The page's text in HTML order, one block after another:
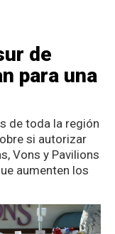
de
para una
de toda la región
si autorizar
Vons y Pavilions
aumenten los